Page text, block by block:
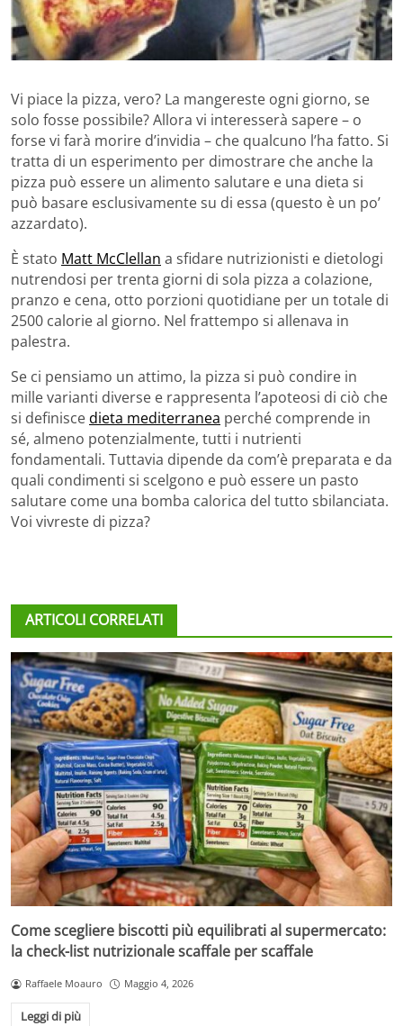
Vi piace la pizza, vero? La mangereste ogni giorno, se
solo fosse possibile? Allora vi interesserà sapere – o
forse vi farà morire d’invidia – che qualcuno l’ha fatto. Si
tratta di un esperimento per dimostrare che anche la
pizza può essere un alimento salutare e una dieta si
può basare esclusivamente su di essa (questo è un po’
azzardato).
È stato Matt McClellan a sfidare nutrizionisti e dietologi
nutrendosi per trenta giorni di sola pizza a colazione,
pranzo e cena, otto porzioni quotidiane per un totale di
2500 calorie al giorno. Nel frattempo si allenava in
palestra.
Se ci pensiamo un attimo, la pizza si può condire in
mille varianti diverse e rappresenta l’apoteosi di ciò che
si definiscedieta mediterranea perché comprende in
sé, almeno potenzialmente, tutti i nutrienti
fondamentali. Tuttavia dipende da com’è preparata e da
quali condimenti si scelgono e può essere un pasto
salutare come una bomba calorica del tutto sbilanciata.
Voi vivreste di pizza?
ARTICOLI CORRELATI
Come scegliere biscotti più equilibrati al supermercato:
la check-list nutrizionale scaffale per scaffale
Raffaele Moauro Maggio 4, 2026
Leggi di più